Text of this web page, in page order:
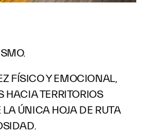
FÍSICO Y EMOCIONAL,
HACIA TERRITORIOS
ÚNICA HOJA DE RUTA